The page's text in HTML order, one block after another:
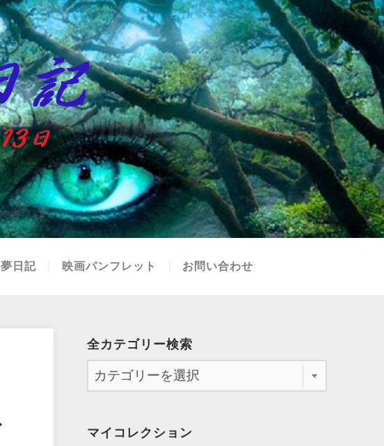
夢日記 映画パンフレット お問い合わせ
全カテゴリー検索
マイコレクション